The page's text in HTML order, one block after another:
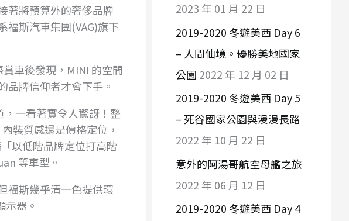
著將預算外的奢侈品牌
福斯汽車集團(VAG)旗下
車後發現，MINI 的空間
品牌信仰者才會下手。
一看著實令人驚訝！整
裝質感還是價格定位，
以低階品牌定位打高階
等車型。
福斯幾乎清一色提供環
器。
2023 年 01 月 22 日
2019-2020 冬遊美西 Day 6
– 人間仙境。優勝美地國家
公園 2022 年 12 月 02 日
2019-2020 冬遊美西 Day 5
– 死谷國家公園與漫漫長路
2022 年 10 月 22 日
意外的阿湯哥航空母艦之旅
2022 年 06 月 12 日
2019-2020 冬遊美西 Day 4